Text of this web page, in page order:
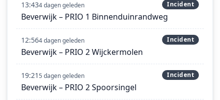
13:434 dagen geleden Incident
Beverwijk – PRIO 1 Binnenduinrandweg
12:564 dagen geleden Incident
Beverwijk – PRIO 2 Wijckermolen
19:215 dagen geleden Incident
Beverwijk – PRIO 2 Spoorsingel